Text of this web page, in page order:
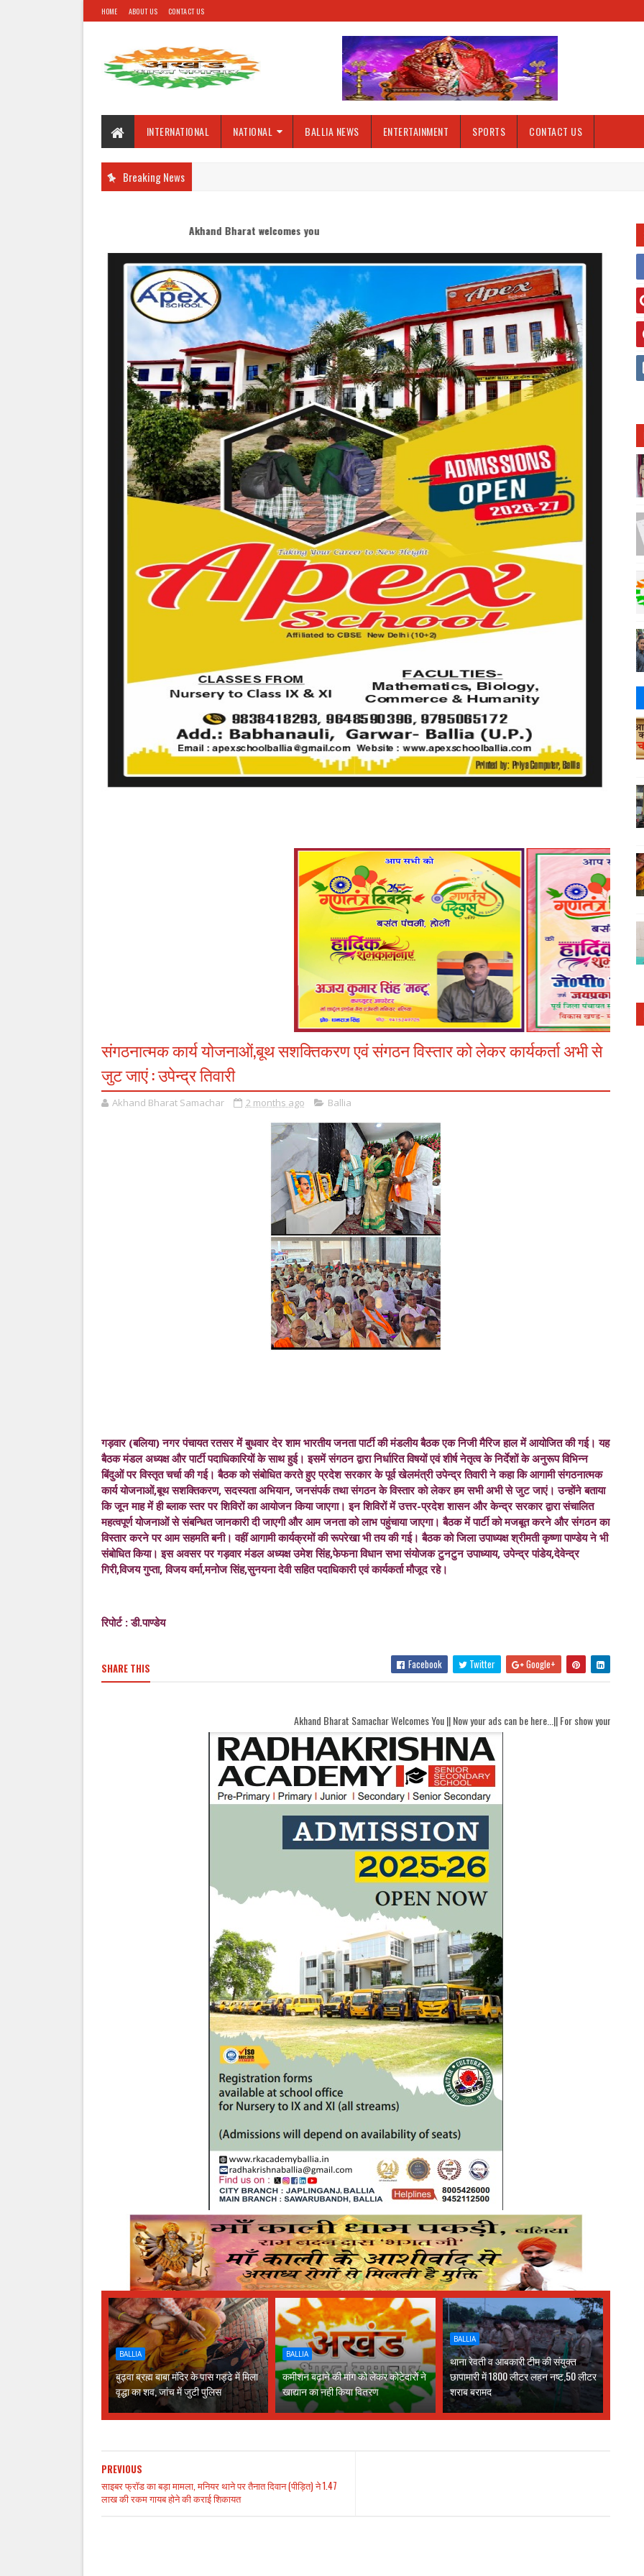
HOME ABOUT US CONTACT US
INTERNATIONAL NATIONAL BALLIA NEWS ENTERTAINMENT SPORTS CONTACT US
Breaking News
Akhand Bharat welcomes you
संगठनात्मक कार्य योजनाओं,बूथ सशक्तिकरण एवं संगठन विस्तार को लेकर कार्यकर्ता अभी से
जुट जाएं : उपेन्द्र तिवारी
Akhand Bharat Samachar 2 months ago Ballia
गड़वार (बलिया) नगर पंचायत रतसर में बुधवार देर शाम भारतीय जनता पार्टी की मंडलीय बैठक एक निजी मैरिज हाल में आयोजित की गई। यह
बैठक मंडल अध्यक्ष और पार्टी पदाधिकारियों के साथ हुई। इसमें संगठन द्वारा निर्धारित विषयों एवं शीर्ष नेतृत्व के निर्देशों के अनुरूप विभिन्न
बिंदुओं पर विस्तृत चर्चा की गई। बैठक को संबोधित करते हुए प्रदेश सरकार के पूर्व खेलमंत्री उपेन्द्र तिवारी ने कहा कि आगामी संगठनात्मक
कार्य योजनाओं,बूथ सशक्तिकरण, सदस्यता अभियान, जनसंपर्क तथा संगठन के विस्तार को लेकर हम सभी अभी से जुट जाएं। उन्होंने बताया
कि जून माह में ही ब्लाक स्तर पर शिविरों का आयोजन किया जाएगा। इन शिविरों में उत्तर-प्रदेश शासन और केन्द्र सरकार द्वारा संचालित
महत्वपूर्ण योजनाओं से संबन्धित जानकारी दी जाएगी और आम जनता को लाभ पहुंचाया जाएगा। बैठक में पार्टी को मजबूत करने और संगठन का
विस्तार करने पर आम सहमति बनी। वहीं आगामी कार्यक्रमों की रूपरेखा भी तय की गई। बैठक को जिला उपाध्यक्ष श्रीमती कृष्णा पाण्डेय ने भी
संबोधित किया। इस अवसर पर गड़वार मंडल अध्यक्ष उमेश सिंह,फेफना विधान सभा संयोजक टुनटुन उपाध्याय, उपेन्द्र पांडेय,देवेन्द्र
गिरी,विजय गुप्ता, विजय वर्मा,मनोज सिंह,सुनयना देवी सहित पदाधिकारी एवं कार्यकर्ता मौजूद रहे।
रिपोर्ट : डी.पाण्डेय
SHARE THIS Facebook Twitter Google+
Akhand Bharat Samachar Welcomes You || Now your ads can be here...|| For show your ads here contact
BALLIA
बुढ़वा ब्रह्म बाबा मंदिर के पास गड्ढे में मिला
वृद्धा का शव, जांच में जुटी पुलिस
BALLIA
कमीशन बढ़ाने की मांग को लेकर कोटेदारों ने
खाद्यान का नही किया वितरण
BALLIA
थाना रेवती व आबकारी टीम की संयुक्त
छापामारी में 1800 लीटर लहन नष्ट,50 लीटर
शराब बरामद
PREVIOUS
साइबर फ्रॉड का बड़ा मामला, मनियर थाने पर तैनात दिवान (पीड़ित) ने 1.47
लाख की रकम गायब होने की कराई शिकायत